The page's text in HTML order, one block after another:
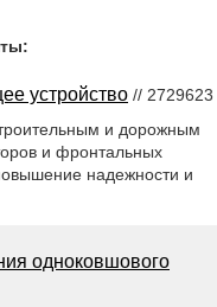
устройство // 2729623
и дорожным
и фронтальных
надежности и
одноковшового